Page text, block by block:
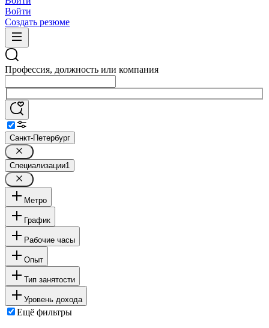
Войти
Создать резюме
Профессия, должность или компания
Санкт-Петербург
Специализации1
Метро
График
Рабочие часы
Опыт
Тип занятости
Уровень дохода
Ещё фильтры